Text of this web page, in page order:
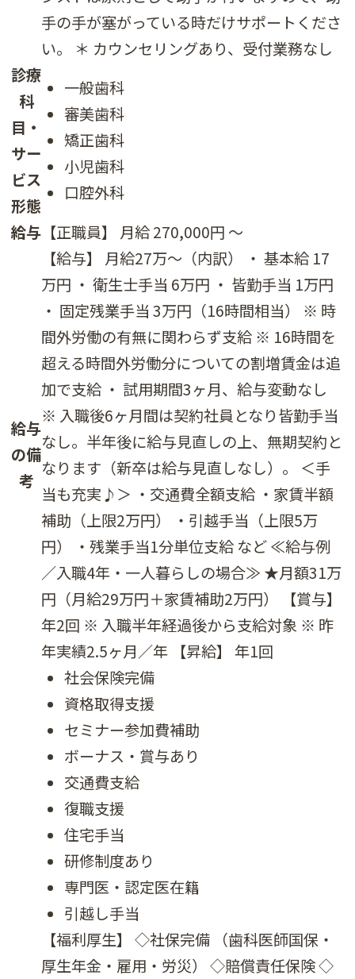
手の手が塞がっている時だけサポートくださ
い。 ＊ カウンセリングあり、受付業務なし
診療
科
目・
サー
ビス
形態
一般歯科
審美歯科
矯正歯科
小児歯科
口腔外科
給与 【正職員】 月給 270,000円 〜
給与
の備
考
【給与】 月給27万～（内訳） ・ 基本給 17
万円 ・ 衛生士手当 6万円 ・ 皆勤手当 1万円
・ 固定残業手当 3万円（16時間相当） ※ 時
間外労働の有無に関わらず支給 ※ 16時間を
超える時間外労働分についての割増賃金は追
加で支給 ・ 試用期間3ヶ月、給与変動なし
※ 入職後6ヶ月間は契約社員となり皆勤手当
なし。半年後に給与見直しの上、無期契約と
なります（新卒は給与見直しなし）。 ＜手
当も充実♪＞ ・交通費全額支給 ・家賃半額
補助（上限2万円） ・引越手当（上限5万
円） ・残業手当1分単位支給 など ≪給与例
／入職4年・一人暮らしの場合≫ ★月額31万
円（月給29万円＋家賃補助2万円） 【賞与】
年2回 ※ 入職半年経過後から支給対象 ※ 昨
年実績2.5ヶ月／年 【昇給】 年1回
社会保険完備
資格取得支援
セミナー参加費補助
ボーナス・賞与あり
交通費支給
復職支援
住宅手当
研修制度あり
専門医・認定医在籍
引越し手当
【福利厚生】 ◇社保完備 （歯科医師国保・
厚生年金・雇用・労災） ◇賠償責任保険 ◇